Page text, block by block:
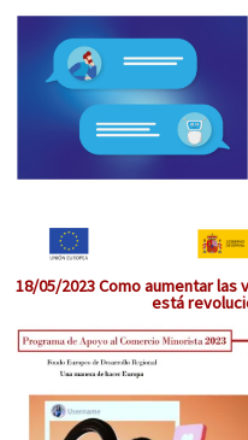
18/05/2023 Como aumentar
está